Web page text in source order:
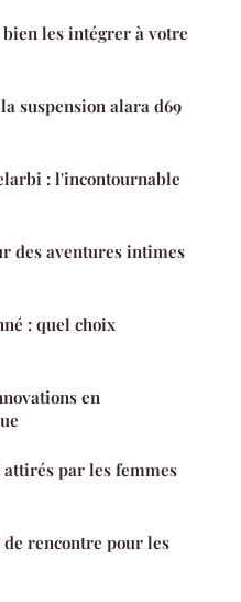
les intégrer à votre
suspension alara d69
: l'incontournable
des aventures intimes
: quel choix
en
par les femmes
rencontre pour les